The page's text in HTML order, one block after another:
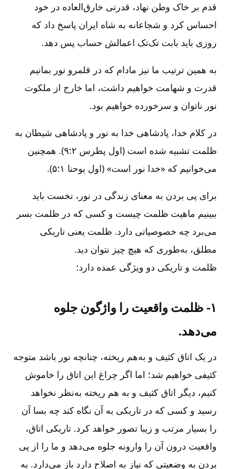
قدم بر خاک وطن نهاد، قدرتی خارق‌العاده در خود
احساس ‌کرد و شجاعانه به شاه ایران پاسخ داد که
روزی باید بابت تک‌تک اعمالش حساب پس دهد.
به همین ترتیب ما نیز مادام که در قلمرو نور بمانیم
قدرت و شهامت خواهیم داشت، اما خارج از ملکوت
نور ناتوان و سرخورده خواهیم بود.
در کلام خدا، پادشاهی خدا به نور و پادشاهی شیطان به
ظلمت تشبیه شده است (اول پطرس ۲:‏۹). همچنین
می‌خوانیم که «خدا نور است» (اول یوحنا ۱:‏۵).
برای پی بردن به معنای زندگی در نور، نخست باید
ببینیم ماهیت ظلمت چیست و کسی که در ظلمت بسر
می‌برد چه خصوصیاتی دارد. ظلمت یعنی تاریکی
مطلق، به‌طوری که هیچ چیز نتوان دید.
ظلمت و تاریکی دو ویژگی عمده دارد:
۱- ظلمت واقعیت را واژگون جلوه
می‌دهد.
در یک اتاق کثیف و به‌هم ریخته، چنانچه نور باشد متوجه
کثیفی خواهیم شد؛ اما اگر چراغ این اتاق را خاموش
کنیم، دیگر اتاق کثیف و به هم ریخته به‌نظر نخواهد
رسید و کسی که در تاریکی به آن نگاه ‌کند چه بسا آن
را بسیار مرتب و زیبا تصور خواهد کرد. تاریکی اتاق،
واقعیت‌ درون آن را وارونه جلوه می‌دهد و ما را از پی
بردن به وضعیتی که نیاز به اصلاح دارد باز می‌دارد. به